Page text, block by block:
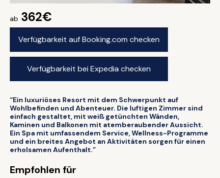
ab 362€
Verfügbarkeit auf Booking.com checken
Verfügbarkeit bei Expedia checken
“Ein luxuriöses Resort mit dem Schwerpunkt auf
Wohlbefinden und Abenteuer. Die luftigen Zimmer sind
einfach gestaltet, mit weiß getünchten Wänden,
Kaminen und Balkonen mit atemberaubender Aussicht.
Ein Spa mit umfassendem Service, Wellness-Programme
und ein breites Angebot an Aktivitäten sorgen für einen
erholsamen Aufenthalt.”
Empfohlen für